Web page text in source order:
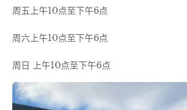
周五上午10点至下午6点
周六上午10点至下午6点
周日 上午10点至下午6点